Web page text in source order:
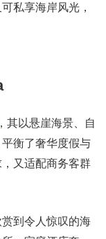
私享海岸风光，
，其以悬崖海景、自
衡了奢华度假与
又适配商务客群
到令人惊叹的海